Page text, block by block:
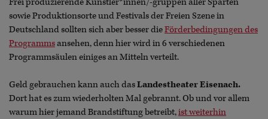
Frei produzierende Künstler*innen/-gruppen aller Sparten
sowie Produktionsorte und Festivals der Freien Szene in
Deutschland sollten sich aber besser dieFörderbedingungen des
Programmsansehen, denn hier wird in 6 verschiedenen
Programmsäulen einiges an Mitteln verteilt.
Geld gebrauchen kann auch dasLandestheater Eisenach.
Dort hat es zum wiederholten Mal gebrannt. Ob und vor allem
warum hier jemand Brandstiftung betreibt,ist weiterhin